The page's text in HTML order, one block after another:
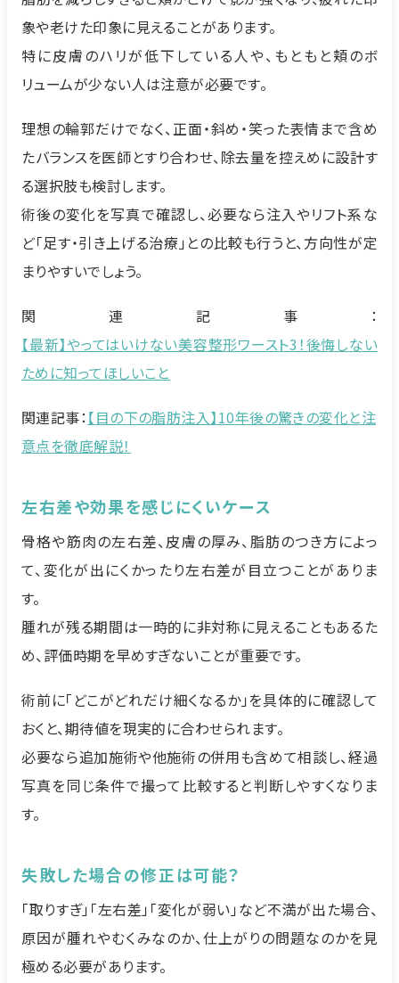
象や老けた印象に見えることがあります。
特に皮膚のハリが低下している人や、もともと頬のボ
リュームが少ない人は注意が必要です。
理想の輪郭だけでなく、正面・斜め・笑った表情まで含め
たバランスを医師とすり合わせ、除去量を控えめに設計す
る選択肢も検討します。
術後の変化を写真で確認し、必要なら注入やリフト系な
ど「足す・引き上げる治療」との比較も行うと、方向性が定
まりやすいでしょう。
関連記事：
【最新】やってはいけない美容整形ワースト3！後悔しない
ために知ってほしいこと
関連記事：【目の下の脂肪注入】10年後の驚きの変化と注
意点を徹底解説！
左右差や効果を感じにくいケース
骨格や筋肉の左右差、皮膚の厚み、脂肪のつき方によっ
て、変化が出にくかったり左右差が目立つことがありま
す。
腫れが残る期間は一時的に非対称に見えることもあるた
め、評価時期を早めすぎないことが重要です。
術前に「どこがどれだけ細くなるか」を具体的に確認して
おくと、期待値を現実的に合わせられます。
必要なら追加施術や他施術の併用も含めて相談し、経過
写真を同じ条件で撮って比較すると判断しやすくなりま
す。
失敗した場合の修正は可能？
「取りすぎ」「左右差」「変化が弱い」など不満が出た場合、
原因が腫れやむくみなのか、仕上がりの問題なのかを見
極める必要があります。